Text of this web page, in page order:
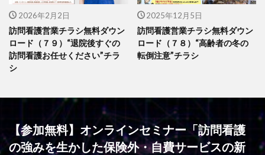
2026年2月2日
訪問看護営業チラシ無料ダウン
ロード（７９）“退院後すぐの
訪問看護お任せください”チラ
シ
2025年12月5日
訪問看護営業チラシ無料ダウン
ロード（７８）“高齢者の冬の
転倒注意”チラシ
【参加無料】オンラインセミナー「訪問看護
の強みを生かした保険外・自費サービスの新